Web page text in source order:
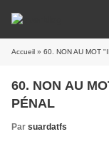
Accueil » 60. NON AU MOT
60. NON AU
PÉNAL
Par suardatfs